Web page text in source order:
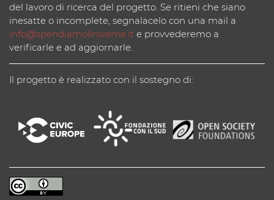
del lavoro di ricerca del progetto. Se ritieni che siano
inesatte o incomplete, segnalacelo con una mail a
info@spendiamolinsieme.it e provvederemo a
verificarle e ad aggiornarle.
Il progetto è realizzato con il sostegno di: